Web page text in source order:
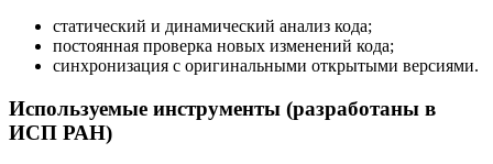
статический и динамический анализ кода;
постоянная проверка новых изменений кода;
синхронизация с оригинальными открытыми версиями.
Используемые инструменты (разработаны в
ИСП РАН)